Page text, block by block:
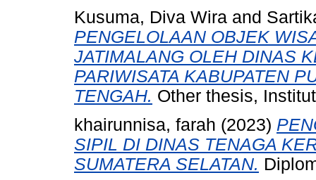
Kusuma, Diva Wira and
PENGELOLAAN OBJEK
JATIMALANG OLEH DINAS
PARIWISATA KABUPATEN
TENGAH. Other thesis,
khairunnisa, farah (2023)
SIPIL DI DINAS TENAGA
SUMATERA SELATAN.